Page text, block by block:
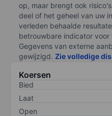
op, maar brengt ook
deel of het geheel van uw
verleden behaalde
betrouwbare indicator
Gegevens van externe
gewijzigd. Zie volledige
Koersen
Bied
Laat
Open